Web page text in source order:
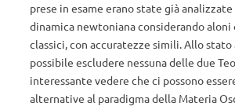
prese in esame erano state già
dinamica newtoniana considerando aloni
classici, con accuratezze simili. Allo
possibile escludere nessuna delle due
interessante vedere che ci possono
alternative al paradigma della Materia